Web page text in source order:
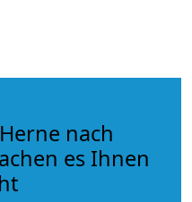
nach
es Ihnen